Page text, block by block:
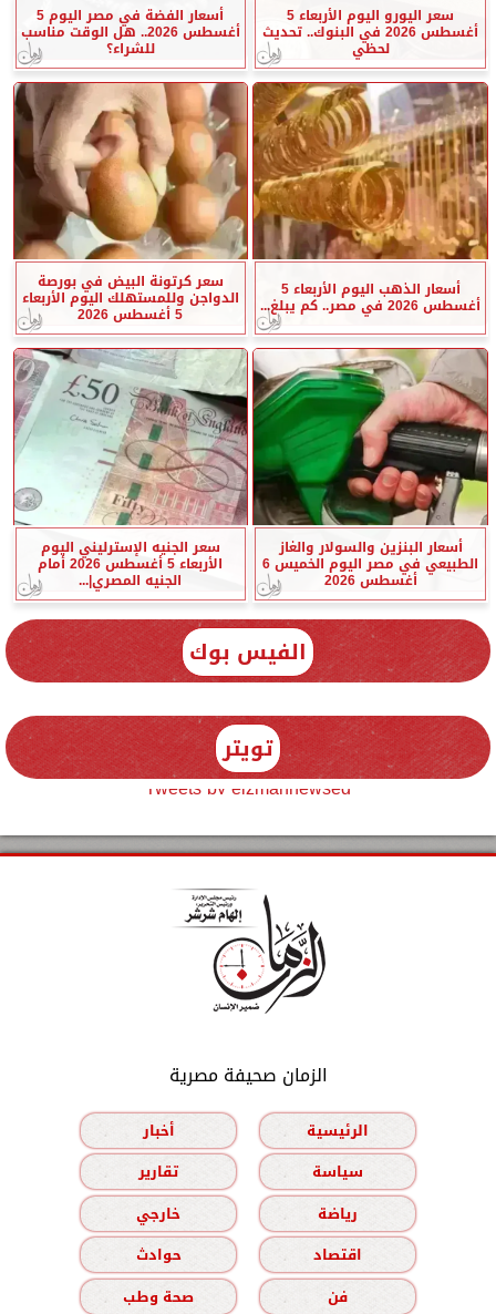
سعر اليورو اليوم الأربعاء 5
أغسطس 2026 في البنوك.. تحديث
لحظي
أسعار الفضة في مصر اليوم 5
أغسطس 2026.. هل الوقت مناسب
للشراء؟
أسعار الذهب اليوم الأربعاء 5
أغسطس 2026 في مصر.. كم يبلغ...
سعر كرتونة البيض في بورصة
الدواجن وللمستهلك اليوم الأربعاء
5 أغسطس 2026
أسعار البنزين والسولار والغاز
الطبيعي في مصر اليوم الخميس 6
أغسطس 2026
سعر الجنيه الإسترليني اليوم
الأربعاء 5 أغسطس 2026 أمام
الجنيه المصري|...
الفيس بوك
تويتر
Tweets by elzmannewseg
الزمان صحيفة مصرية
الرئيسية
أخبار
سياسة
تقارير
رياضة
خارجي
اقتصاد
حوادث
فن
صحة وطب